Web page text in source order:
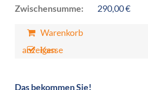
Zwischensumme: 290,00€
Warenkorb
anzeigen
Kasse
Das bekommen Sie!